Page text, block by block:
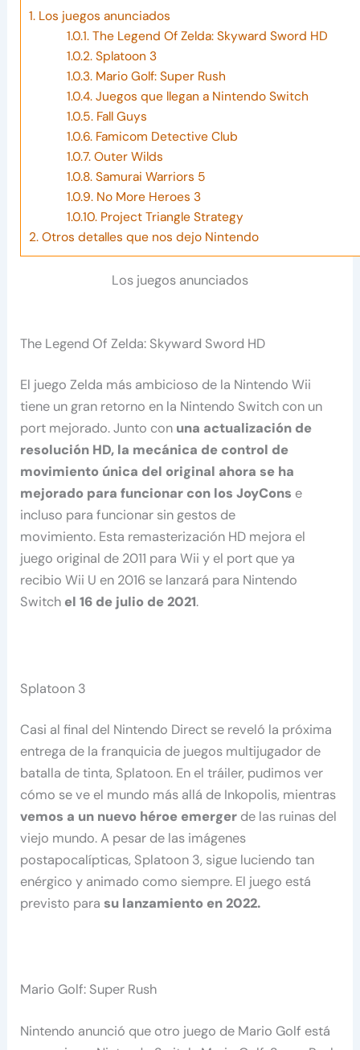
1. Los juegos anunciados
1.0.1. The Legend Of Zelda: Skyward Sword HD
1.0.2. Splatoon 3
1.0.3. Mario Golf: Super Rush
1.0.4. Juegos que llegan a Nintendo Switch
1.0.5. Fall Guys
1.0.6. Famicom Detective Club
1.0.7. Outer Wilds
1.0.8. Samurai Warriors 5
1.0.9. No More Heroes 3
1.0.10. Project Triangle Strategy
2. Otros detalles que nos dejo Nintendo
Los juegos anunciados
The Legend Of Zelda: Skyward Sword HD
El juego Zelda más ambicioso de la Nintendo Wii
tiene un gran retorno en la Nintendo Switch con un
port mejorado. Junto con una actualización de
resolución HD, la mecánica de control de
movimiento única del original ahora se ha
mejorado para funcionar con los JoyCons e
incluso para funcionar sin gestos de
movimiento. Esta remasterización HD mejora el
juego original de 2011 para Wii y el port que ya
recibio Wii U en 2016 se lanzará para Nintendo
Switch el 16 de julio de 2021.
Splatoon 3
Casi al final del Nintendo Direct se reveló la próxima
entrega de la franquicia de juegos multijugador de
batalla de tinta, Splatoon. En el tráiler, pudimos ver
cómo se ve el mundo más allá de Inkopolis, mientras
vemos a un nuevo héroe emerger de las ruinas del
viejo mundo. A pesar de las imágenes
postapocalípticas, Splatoon 3, sigue luciendo tan
enérgico y animado como siempre. El juego está
previsto para su lanzamiento en 2022.
Mario Golf: Super Rush
Nintendo anunció que otro juego de Mario Golf está